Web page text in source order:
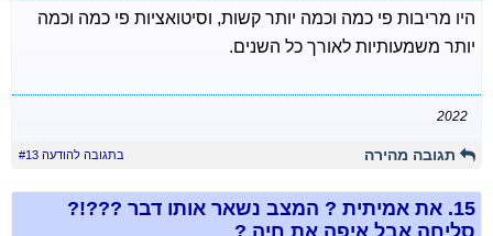
היו מריבות פי כמה וכמה יותר קשות, וסיטואציות פי כמה וכמה
יותר משמעותיות לאורך כל השנים.
2022
תגובה מהירה בתגובה להודעה #13
15. את אמיתית ? המצב נשאר אותו דבר ???!?